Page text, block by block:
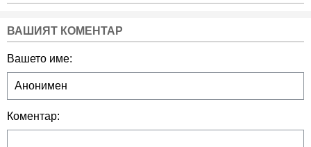
ВАШИЯТ КОМЕНТАР
Вашето име:
Коментар: